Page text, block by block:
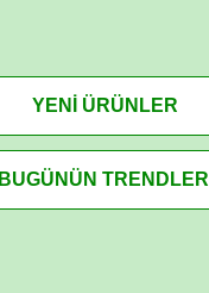
YENİ ÜRÜNLER
BUGÜNÜN TRENDLERİ